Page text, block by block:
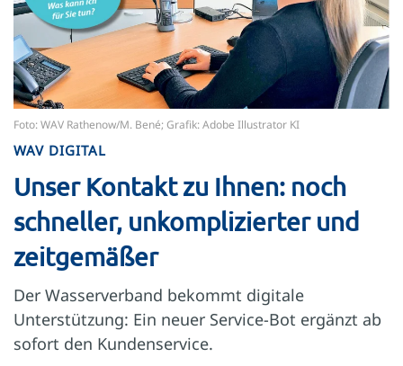
Foto: WAV Rathenow/M. Bené; Grafik: Adobe Illustrator KI
WAV DIGITAL
Unser Kontakt zu Ihnen: noch
schneller, unkomplizierter und
zeitgemäßer
Der Wasserverband bekommt digitale
Unterstützung: Ein neuer Service-Bot ergänzt ab
sofort den Kundenservice.